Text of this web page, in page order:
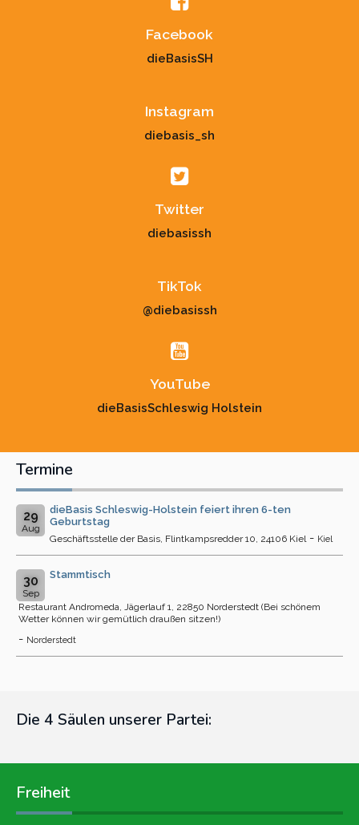
Facebook
dieBasisSH
Instagram
diebasis_sh
Twitter
diebasissh
TikTok
@diebasissh
YouTube
dieBasisSchleswig Holstein
Termine
29
Aug
dieBasis Schleswig-Holstein feiert ihren 6-ten
Geburtstag
Geschäftsstelle der Basis, Flintkampsredder 10, 24106 Kiel- Kiel
30
Sep
Stammtisch
Restaurant Andromeda, Jägerlauf 1, 22850 Norderstedt (Bei schönem
Wetter können wir gemütlich draußen sitzen!)
- Norderstedt
Die 4 Säulen unserer Partei:
Freiheit